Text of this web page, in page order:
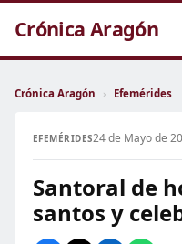
Crónica Aragón
Crónica Aragón › Efemérides
EFEMÉRIDES24 de Mayo de
Santoral de
santos y